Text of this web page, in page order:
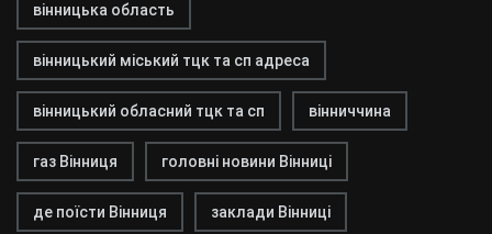
вінницька область
вінницький міський тцк та сп адреса
вінницький обласний тцк та сп вінниччина
газ Вінниця головні новини Вінниці
де поїсти Вінниця заклади Вінниці